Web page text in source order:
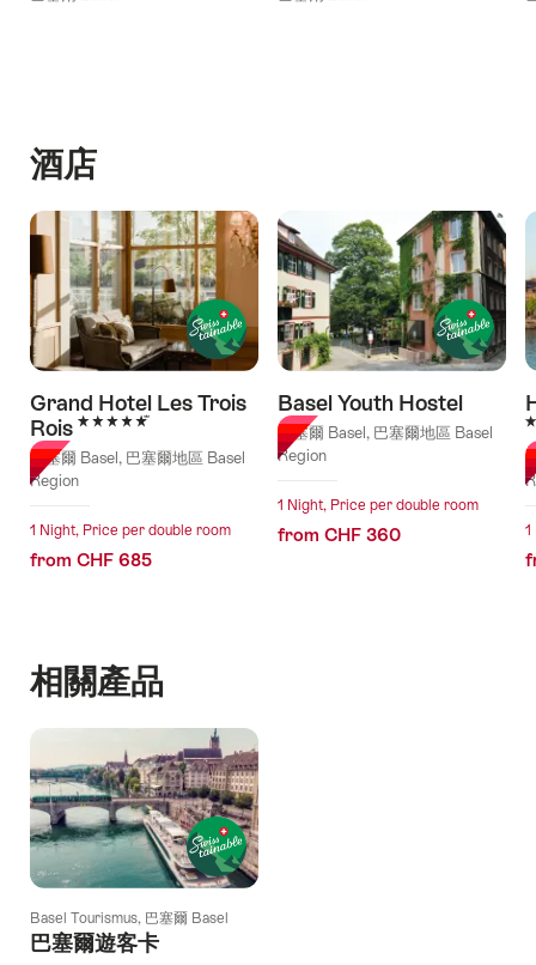
酒店
Grand Hotel Les Trois
Rois 5 Stars
巴塞爾 Basel, 巴塞爾地區 Basel
Region
1 Night, Price per double room
from CHF 685
Basel Youth Hostel
巴塞爾 Basel, 巴塞爾地區 Basel
Region
1 Night, Price per double room
from CHF 360 1
相關產品
Basel Tourismus, 巴塞爾 Basel
巴塞爾遊客卡